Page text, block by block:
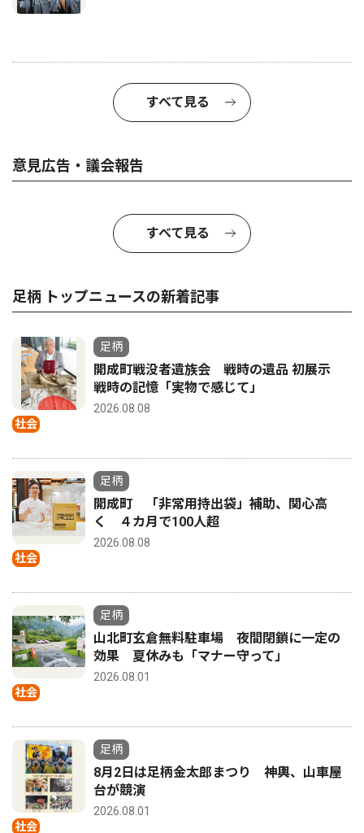
すべて見る
意見広告・議会報告
すべて見る
足柄 トップニュースの新着記事
社会
足柄
開成町戦没者遺族会 戦時の遺品 初展示
戦時の記憶「実物で感じて」
2026.08.08
社会
足柄
開成町 「非常用持出袋」補助、関心高
く ４カ月で100人超
2026.08.08
社会
足柄
山北町玄倉無料駐車場 夜間閉鎖に一定の
効果 夏休みも「マナー守って」
2026.08.01
社会
足柄
8月2日は足柄金太郎まつり 神輿、山車屋
台が競演
2026.08.01